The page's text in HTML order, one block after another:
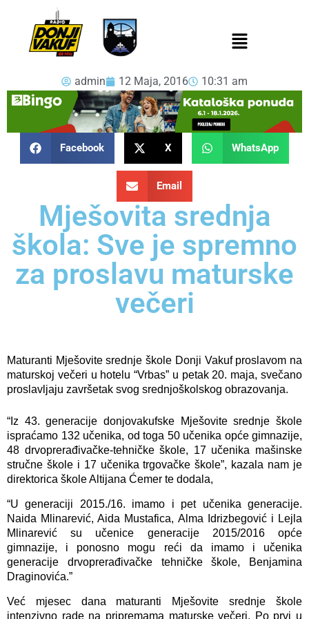
admin 12 Maja, 2016 10:31 am
Facebook X WhatsApp
Email
Mješovita srednja
škola: Sve je spremno
za proslavu maturske
večeri
Maturanti Mješovite srednje škole Donji Vakuf proslavom na
maturskoj večeri u hotelu “Vrbas” u petak 20. maja, svečano
proslavljaju završetak svog srednjoškolskog obrazovanja.
“Iz 43. generacije donjovakufske Mješovite srednje škole
ispraćamo 132 učenika, od toga 50 učenika opće gimnazije,
48 drvoprerađivačke-tehničke škole, 17 učenika mašinske
stručne škole i 17 učenika trgovačke škole”, kazala nam je
direktorica škole Altijana Ćemer te dodala,
“U generaciji 2015./16. imamo i pet učenika generacije.
Naida Mlinarević, Aida Mustafica, Alma Idrizbegović i Lejla
Mlinarević su učenice generacije 2015/2016 opće
gimnazije, i ponosno mogu reći da imamo i učenika
generacije drvoprerađivačke tehničke škole, Benjamina
Draginovića.”
Već mjesec dana maturanti Mješovite srednje škole
intenzivno rade na pripremama maturske večeri. Po prvi u